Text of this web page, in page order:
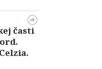
časti